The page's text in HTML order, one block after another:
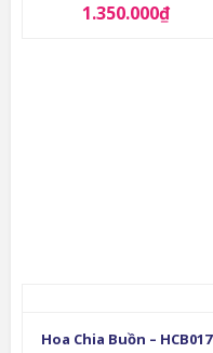
1.350.000₫
Hoa Chia Buồn – HCB017